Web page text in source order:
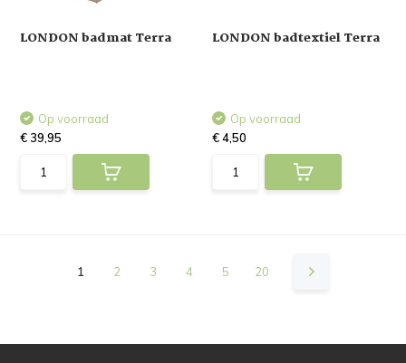
LONDON badmat Terra
Op voorraad
€ 39,95
LONDON badtextiel Terra
Op voorraad
€ 4,50
1 2 3 4 5 20